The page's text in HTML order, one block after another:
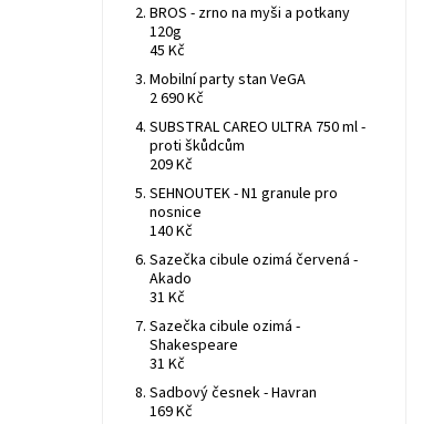
BROS - zrno na myši a potkany
120g
45 Kč
Mobilní party stan VeGA
2 690 Kč
SUBSTRAL CAREO ULTRA 750 ml -
proti škůdcům
209 Kč
SEHNOUTEK - N1 granule pro
nosnice
140 Kč
Sazečka cibule ozimá červená -
Akado
31 Kč
Sazečka cibule ozimá -
Shakespeare
31 Kč
Sadbový česnek - Havran
169 Kč